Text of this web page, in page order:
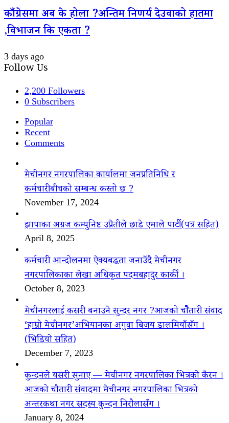
काँग्रेसमा अब के होला ?अन्तिम निणर्य देउवाको हातमा
,विभाजन कि एकता ?
3 days ago
Follow Us
2,200 Followers
0 Subscribers
Popular
Recent
Comments
मेचीनगर नगरपालिका कार्यालमा जनप्रतिनिधि र
कर्मचारीबीचको सम्बन्ध कस्तो छ ?
November 17, 2024
झापाका अग्रज कम्युनिष्ट उप्रेतीले छाडे एमाले पार्टी(पत्र सहित)
April 8, 2025
कर्मचारी आन्दोलनमा ऐक्यबद्धता जनाउँदै मेचीनगर
नगरपालिकाका लेखा अधिकृत पदमबहादुर कार्की ।
October 8, 2023
मेचीनगरलाई कसरी बनाउने सुन्दर नगर ?आजको चौैतारी संवाद
‘हाम्रो मेचीनगर’अभियानका अगुवा बिजय डालमियाँसँग ।
(भिडियो सहित)
December 7, 2023
कुन्दनले यसरी सुनाए — मेचीनगर नगरपालिका भित्रको कैरन ।
आजको चौतारी संवादमा मेचीनगर नगरपालिका भित्रको
अन्तरकथा नगर सदस्य कुन्दन निरौलासँग ।
January 8, 2024